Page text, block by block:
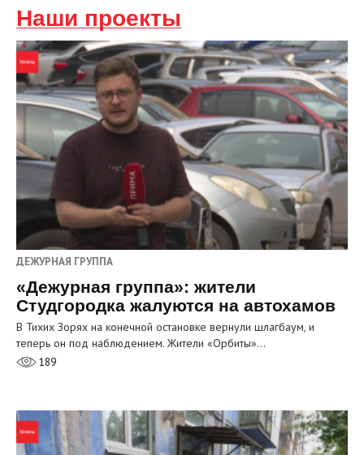
Наши проекты
ДЕЖУРНАЯ ГРУППА
«Дежурная группа»: жители
Студгородка жалуются на автохамов
В Тихих Зорях на конечной остановке вернули шлагбаум, и
теперь он под наблюдением. Жители «Орбиты»…
189